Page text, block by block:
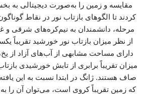
مقایسه و زمین را به‌صورت دیجیتالی به
کردند تا الگوهای بازتاب نور در نقاط
مرحله، دانشمندان به نیم‌کره‌های شرقی و
از نظر میزان بازتاب نور خورشید تقریباً
دارای مساحت مشابهی از آب‌های آزاد از
میزان تقریباً برابری از تابش خورشیدی
صاف هستند. ژانگ در ابتدا نسبت به این
که زمین تقریباً کروی است، می‌توان آن را